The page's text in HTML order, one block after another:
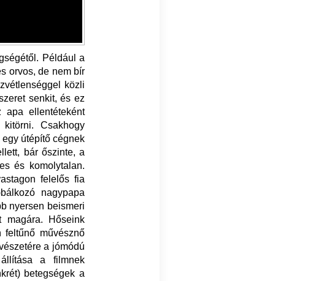
Például a
orvos, de nem bír
közli
senkit, és ez
ellentéteként
Csakhogy
útépítő cégnek
bár őszinte, a
és komolytalan.
felelős fia
nagypapa
nyersen beismeri
magára. Hőseink
művésznő
a jómódú
a filmnek
betegségek a